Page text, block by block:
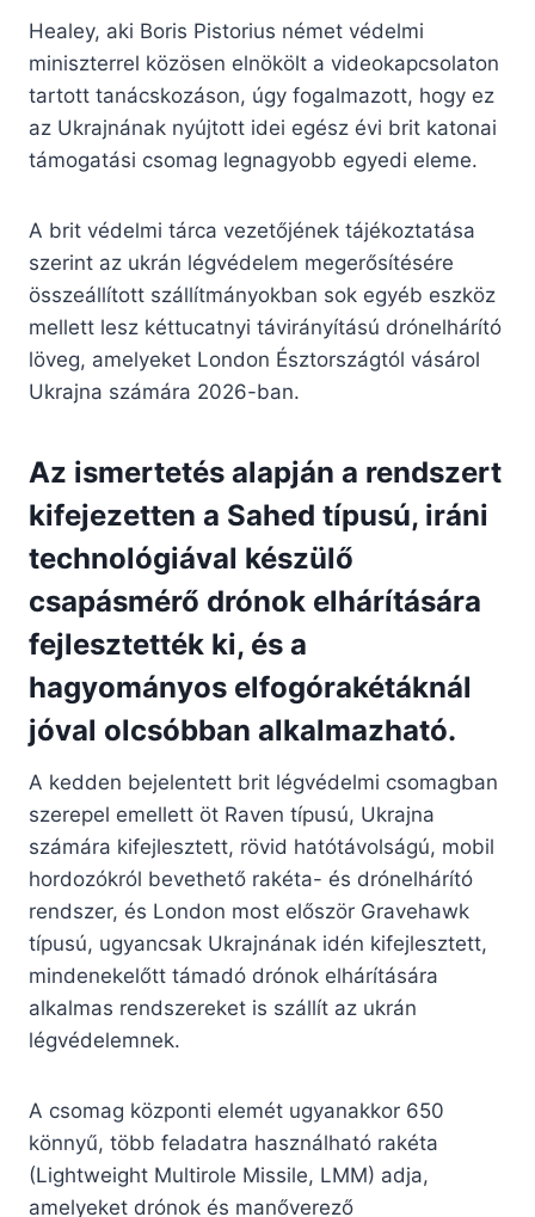
Healey, aki Boris Pistorius német védelmi
miniszterrel közösen elnökölt a videokapcsolaton
tartott tanácskozáson, úgy fogalmazott, hogy ez
az Ukrajnának nyújtott idei egész évi brit katonai
támogatási csomag legnagyobb egyedi eleme.
A brit védelmi tárca vezetőjének tájékoztatása
szerint az ukrán légvédelem megerősítésére
összeállított szállítmányokban sok egyéb eszköz
mellett lesz kéttucatnyi távirányítású drónelhárító
löveg, amelyeket London Észtországtól vásárol
Ukrajna számára 2026-ban.
Az ismertetés alapján a rendszert
kifejezetten a Sahed típusú, iráni
technológiával készülő
csapásmérő drónok elhárítására
fejlesztették ki, és a
hagyományos elfogórakétáknál
jóval olcsóbban alkalmazható.
A kedden bejelentett brit légvédelmi csomagban
szerepel emellett öt Raven típusú, Ukrajna
számára kifejlesztett, rövid hatótávolságú, mobil
hordozókról bevethető rakéta- és drónelhárító
rendszer, és London most először Gravehawk
típusú, ugyancsak Ukrajnának idén kifejlesztett,
mindenekelőtt támadó drónok elhárítására
alkalmas rendszereket is szállít az ukrán
légvédelemnek.
A csomag központi elemét ugyanakkor 650
könnyű, több feladatra használható rakéta
(Lightweight Multirole Missile, LMM) adja,
amelyeket drónok és manőverező